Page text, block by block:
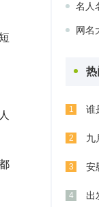
名人
网名
热
1 谁
2
3 安
4